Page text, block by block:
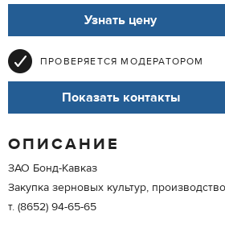
Узнать цену
ПРОВЕРЯЕТСЯ МОДЕРАТОРОМ
Показать контакты
ОПИСАНИЕ
ЗАО Бонд-Кавказ
Закупка зерновых культур,
т. (8652) 94-65-65